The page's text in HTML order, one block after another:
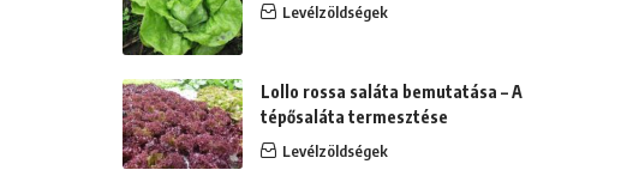
Levélzöldségek
Lollo rossa saláta bemutatása – A
tépősaláta termesztése
Levélzöldségek